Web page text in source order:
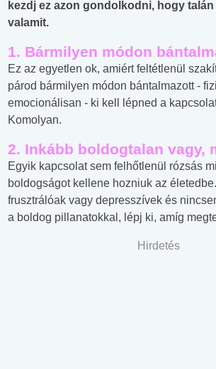
kezdj ez azon gondolkodni, hogy
valamit.
1. Bármilyen módon
Ez az egyetlen ok, amiért feltétlenül
párod bármilyen módon bántalmazott -
emocionálisan - ki kell lépned a
Komolyan.
2. Inkább boldogtalan vagy,
Egyik kapcsolat sem felhőtlenül rózsás
boldogságot kellene hozniuk az
frusztrálóak vagy depresszívek és
a boldog pillanatokkal, lépj ki, amíg
Hirdetés